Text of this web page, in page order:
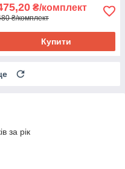
₴/комплект
₴/комплект
Купити
за рік